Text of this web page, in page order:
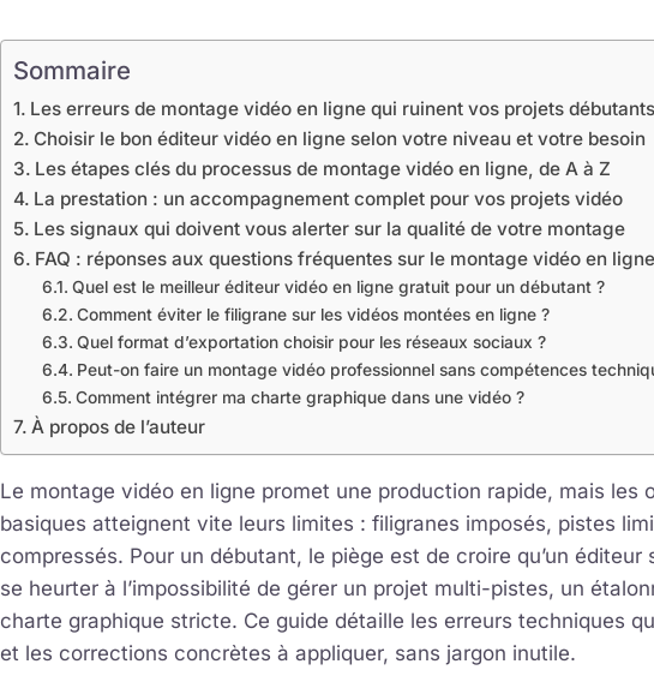
Sommaire
Les erreurs de montage vidéo en ligne qui ruinent vos projets débutants
Choisir le bon éditeur vidéo en ligne selon votre niveau et votre besoin
Les étapes clés du processus de montage vidéo en ligne, de A à Z
La prestation : un accompagnement complet pour vos projets vidéo
Les signaux qui doivent vous alerter sur la qualité de votre montage
FAQ : réponses aux questions fréquentes sur le montage vidéo en ligne
Quel est le meilleur éditeur vidéo en ligne gratuit pour un débutant ?
Comment éviter le filigrane sur les vidéos montées en ligne ?
Quel format d’exportation choisir pour les réseaux sociaux ?
Peut-on faire un montage vidéo professionnel sans compétences
Comment intégrer ma charte graphique dans une vidéo ?
À propos de l’auteur
Le montage vidéo en ligne promet une production rapide, mais les
basiques atteignent vite leurs limites : filigranes imposés, pistes
compressés. Pour un débutant, le piège est de croire qu’un éditeur
se heurter à l’impossibilité de gérer un projet multi-pistes, un
charte graphique stricte. Ce guide détaille les erreurs techniques
et les corrections concrètes à appliquer, sans jargon inutile.